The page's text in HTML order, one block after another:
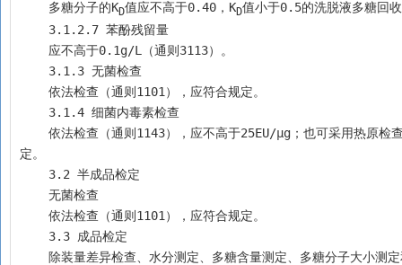
    多糖分子的K
D值应不高于0.40，KD值小于0.5的洗脱液多糖回
    3.1.2.7 苯酚残留量
    应不高于0.1g/L（通则3113）。
    3.1.3 无菌检查
    依法检查（通则1101），应符合规定。
    3.1.4 细菌内毒素检查
定。
    3.2 半成品检定
    无菌检查
    依法检查（通则1101），应符合规定。
    3.3 成品检定
除装量差异检查、水分测定、多糖含量测定、多糖分子大小